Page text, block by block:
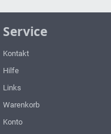
Service
Kontakt
Hilfe
Links
Warenkorb
Konto